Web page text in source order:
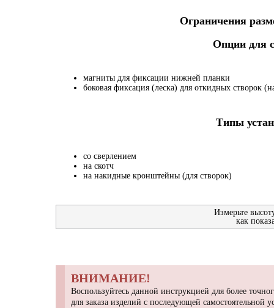
Ограничения
Опции для
магниты для фиксации нижней планки
боковая фиксация (леска) для откидных створок
Типы
со сверлением
на скотч
на накидные кронштейны (для створок)
Измерьте
как
ВНИМАНИЕ!
Воспользуйтесь данной инструкцией для более
для заказа изделий с последующей